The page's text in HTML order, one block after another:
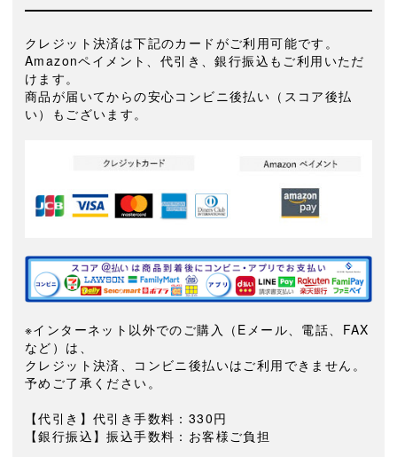
クレジット決済は下記のカードがご利用可能です。
Amazonペイメント、代引き、銀行振込もご利用いただ
けます。
商品が届いてからの安心コンビニ後払い（スコア後払
い）もございます。
※インターネット以外でのご購入（Eメール、電話、FAX
など）は、
クレジット決済、コンビニ後払いはご利用できません。
予めご了承ください。
【代引き】代引き手数料：330円
【銀行振込】振込手数料：お客様ご負担